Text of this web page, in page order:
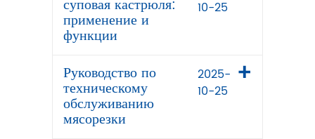
суповая кастрюля:
применение и
функции
10-25
Руководство по
техническому
обслуживанию
мясорезки
2025-
10-25